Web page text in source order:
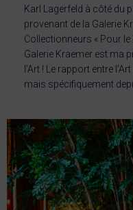
Karl Lagerfeld à côté du
provenant de la Galerie
Collectionneurs « Pour le
Galerie Kraemer est ma
l’Art ! Le rapport entre
mais spécifiquement